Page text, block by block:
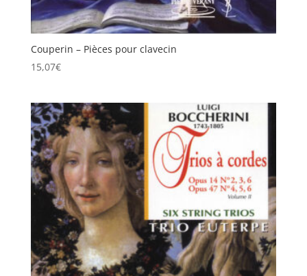
Couperin – Pièces pour clavecin
15,07€